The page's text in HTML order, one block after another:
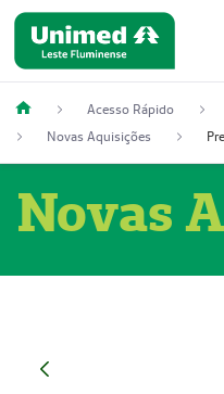
Acesso Rápido
Novas Aquisições
Novas